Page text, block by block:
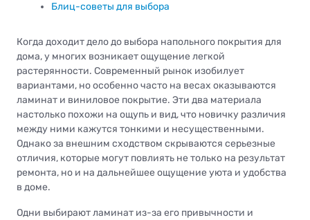
Блиц-советы для выбора
Когда доходит дело до выбора напольного покрытия для
дома, у многих возникает ощущение легкой
растерянности. Современный рынок изобилует
вариантами, но особенно часто на весах оказываются
ламинат и виниловое покрытие. Эти два материала
настолько похожи на ощупь и вид, что новичку различия
между ними кажутся тонкими и несущественными.
Однако за внешним сходством скрываются серьезные
отличия, которые могут повлиять не только на результат
ремонта, но и на дальнейшее ощущение уюта и удобства
в доме.
Одни выбирают ламинат из-за его привычности и